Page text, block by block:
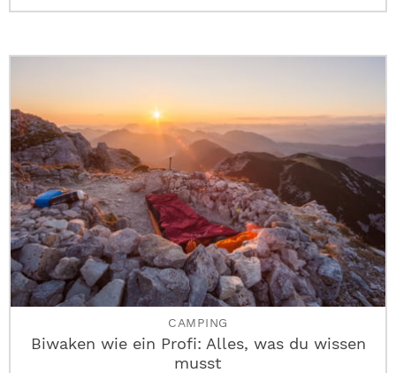
CAMPING
Biwaken wie ein Profi: Alles, was du wissen
musst